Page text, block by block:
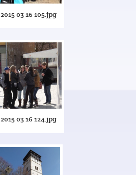
2015 03 16 105.jpg
2015 03 16 124.jpg